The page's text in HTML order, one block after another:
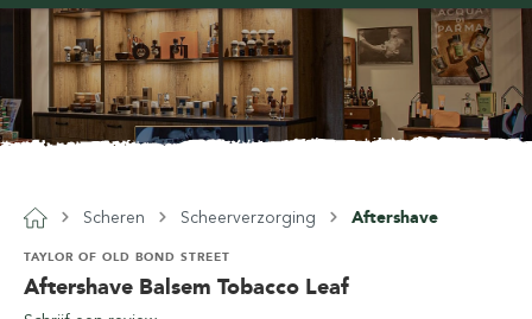
Scheren Scheerverzorging Aftershave
Aftershave Balsem Tobacco Leaf
TAYLOR OF OLD BOND STREET